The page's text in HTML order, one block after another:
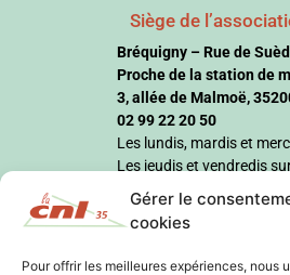
Gérer le
cookies
Pour offrir les meilleures expériences, nous
Siège de
Bréquigny – Rue de
Proche de la station de
3, allée de Malmoë,
02 99 22 20 50
Les lundis, mardis et
Les jeudis et vendredis